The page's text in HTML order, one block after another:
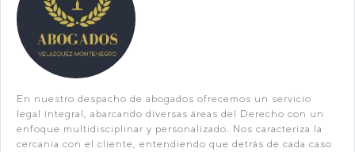
En nuestro despacho de abogados ofrecemos un servicio
legal integral, abarcando diversas áreas del Derecho con un
enfoque multidisciplinar y personalizado. Nos caracteriza la
cercanía con el cliente, entendiendo que detrás de cada caso